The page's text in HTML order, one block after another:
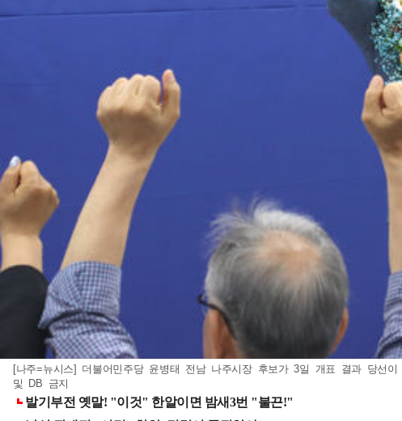
[나주=뉴시스] 더불어민주당 윤병태 전남 나주시장 후보가 3일 개표 결과 당선
및 DB 금지